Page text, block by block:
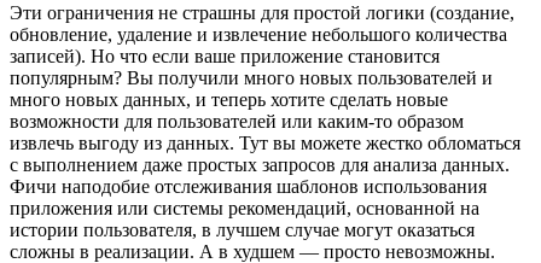
Эти ограничения не страшны для простой логики (создание,
обновление, удаление и извлечение небольшого количества
записей). Но что если ваше приложение становится
популярным? Вы получили много новых пользователей и
много новых данных, и теперь хотите сделать новые
возможности для пользователей или каким-то образом
извлечь выгоду из данных. Тут вы можете жестко обломаться
с выполнением даже простых запросов для анализа данных.
Фичи наподобие отслеживания шаблонов использования
приложения или системы рекомендаций, основанной на
истории пользователя, в лучшем случае могут оказаться
сложны в реализации. А в худшем — просто невозможны.